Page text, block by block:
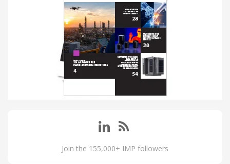
Join the 155,000+ IMP followers